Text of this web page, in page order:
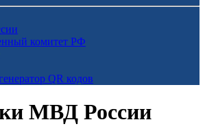
комитет РФ
QR кодов
МВД России